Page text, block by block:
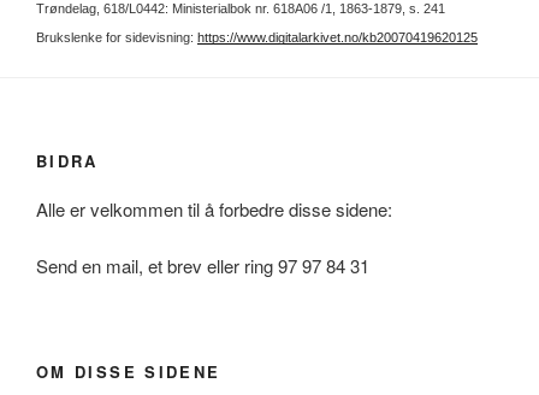
Trøndelag, 618/L0442: Ministerialbok nr. 618A06 /1, 1863-1879, s. 241
Brukslenke for sidevisning: https://www.digitalarkivet.no/kb20070419620125
BIDRA
Alle er velkommen til å forbedre disse sidene:
Send en mail, et brev eller ring 97 97 84 31
OM DISSE SIDENE